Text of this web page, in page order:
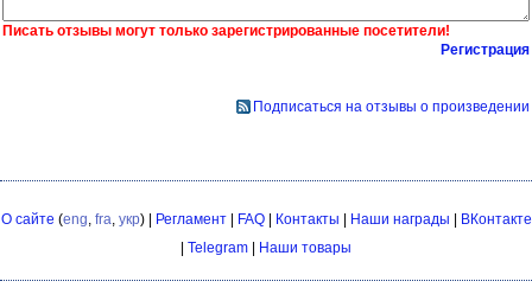
Писать отзывы могут только зарегистрированные посетители!
Регистрация
Подписаться на отзывы о произведении
О сайте (eng fra укр) | Регламент| FAQ| Контакты | Наши награды | ВКонтакте
| Telegram | Наши товары